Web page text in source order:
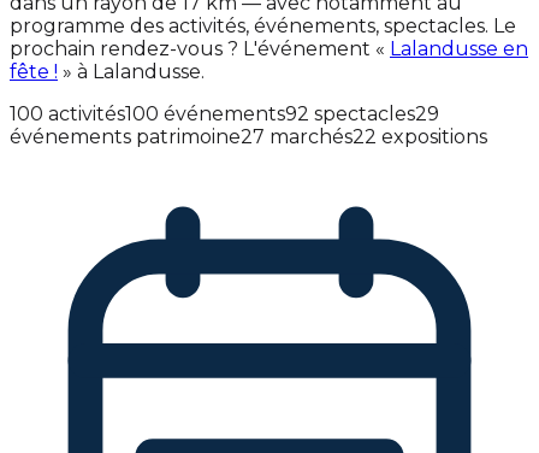
programme des activités, événements, spectacles. Le
prochain rendez-vous ? L'événement « Lalandusse en
fête ! » à Lalandusse.
100 activités100 événements92 spectacles29
événements patrimoine27 marchés22 expositions